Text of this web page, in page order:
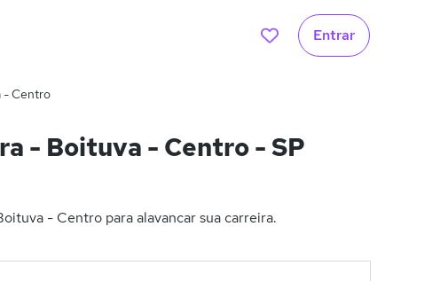
Entrar
- Centro
- Boituva - Centro - SP
- Centro para alavancar sua carreira.